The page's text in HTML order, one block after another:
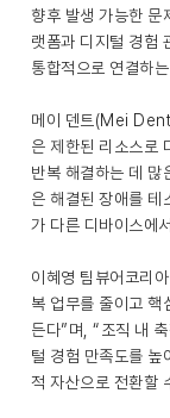
향후 발생 가능한 문
랫폼과 디지털 경험
통합적으로 연결하
메이 덴트(Mei
은 제한된 리소스로
반복 해결하는 데 많
은 해결된 장애를 테
가 다른 디바이스에
이혜영 팀뷰어코리
복 업무를 줄이고 핵
든다”며, “조직 내
털 경험 만족도를 높
적 자산으로 전환할